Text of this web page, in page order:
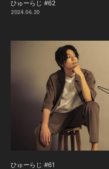
ひゅーらじ #62
2024.06.20
ひゅーらじ #61